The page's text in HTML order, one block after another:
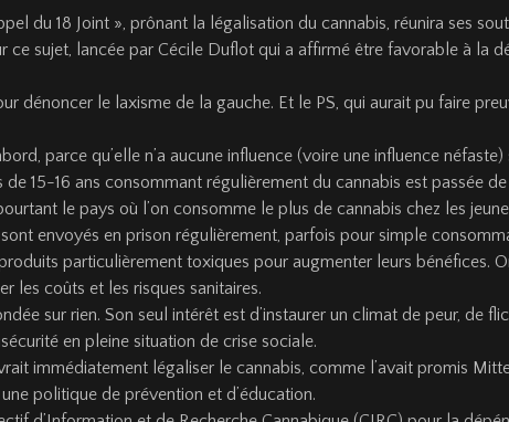
du 18 Joint », prônant la légalisation du cannabis, réunira ses
ce sujet, lancée par Cécile Duflot qui a affirmé être favorable à la
dénoncer le laxisme de la gauche. Et le PS, qui aurait pu faire
parce qu’elle n’a aucune influence (voire une influence
15-16 ans consommant régulièrement du cannabis est passée
le pays où l’on consomme le plus de cannabis chez les
envoyés en prison régulièrement, parfois pour simple
particulièrement toxiques pour augmenter leurs bénéfices.
les coûts et les risques sanitaires.
sur rien. Son seul intérêt est d’instaurer un climat de peur, de
en pleine situation de crise sociale.
immédiatement légaliser le cannabis, comme l’avait promis
politique de prévention et d’éducation.